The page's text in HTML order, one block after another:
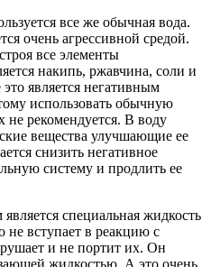
все же обычная вода.
очень агрессивной средой.
все элементы
накипь, ржавчина, соли и
является негативным
использовать обычную
не рекомендуется. В воду
вещества улучшающие ее
снизить негативное
систему и продлить ее
специальная жидкость
не вступает в реакцию с
и не портит их. Он
жидкостью. А это очень